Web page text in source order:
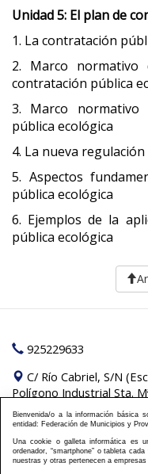
Unidad 5: El plan de
1. La contratación
2. Marco normativo
contratación pública
3. Marco normativo
pública ecológica
4. La nueva
5. Aspectos
pública ecológica
6. Ejemplos de la
pública ecológica
925229633
C/ Río Cabriel, S/N
Polígono Industrial Sta.
Pilar de los Reyes
Política Cookies|
|Plan de formación|
Bienvenida/o a la información básica
entidad: Federación de Municipios y
Una cookie o galleta informática es
ordenador, “smartphone” o tableta
nuestras y otras pertenecen a